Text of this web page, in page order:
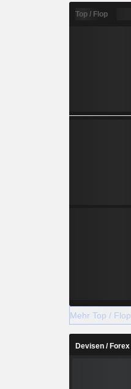
Top / Flop
Mehr Top / Flop
Devisen / Forex